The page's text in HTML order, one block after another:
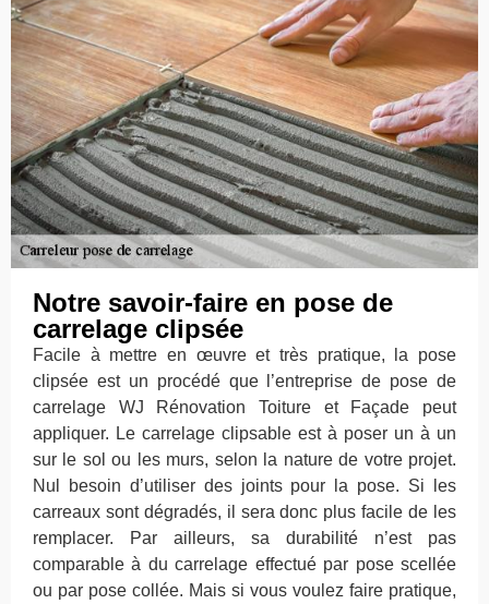
Notre savoir-faire en pose de
carrelage clipsée
Facile à mettre en œuvre et très pratique, la pose
clipsée est un procédé que l’entreprise de pose de
carrelage WJ Rénovation Toiture et Façade peut
appliquer. Le carrelage clipsable est à poser un à un
sur le sol ou les murs, selon la nature de votre projet.
Nul besoin d’utiliser des joints pour la pose. Si les
carreaux sont dégradés, il sera donc plus facile de les
remplacer. Par ailleurs, sa durabilité n’est pas
comparable à du carrelage effectué par pose scellée
ou par pose collée. Mais si vous voulez faire pratique,